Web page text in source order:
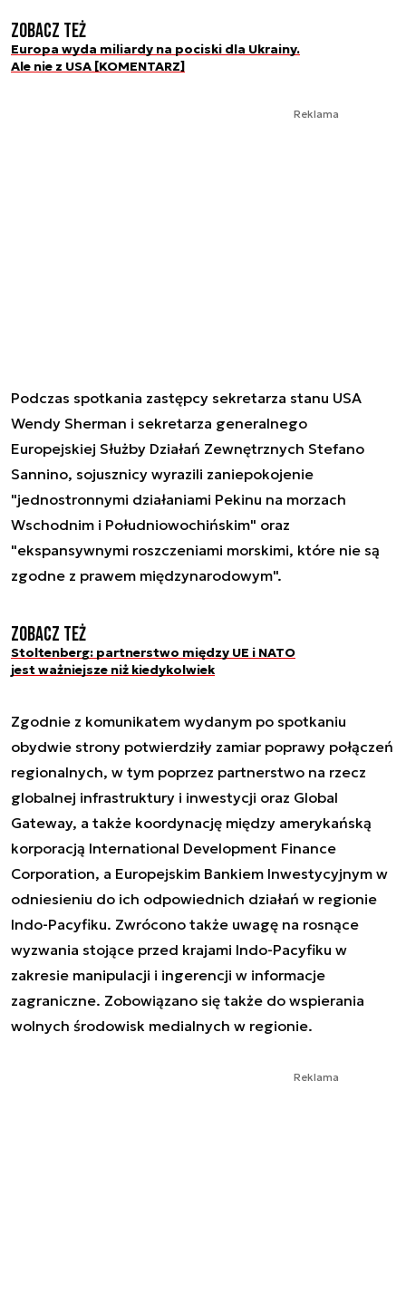
Zobacz też
Europa wyda miliardy na pociski dla Ukrainy.
Ale nie z USA [KOMENTARZ]
Reklama
Podczas spotkania zastępcy sekretarza stanu USA
Wendy Sherman i sekretarza generalnego
Europejskiej Służby Działań Zewnętrznych Stefano
Sannino, sojusznicy wyrazili zaniepokojenie
"jednostronnymi działaniami Pekinu na morzach
Wschodnim i Południowochińskim" oraz
"ekspansywnymi roszczeniami morskimi, które nie są
zgodne z prawem międzynarodowym".
Zobacz też
Stoltenberg: partnerstwo między UE i NATO
jest ważniejsze niż kiedykolwiek
Zgodnie z komunikatem wydanym po spotkaniu
obydwie strony potwierdziły zamiar poprawy połączeń
regionalnych, w tym poprzez partnerstwo na rzecz
globalnej infrastruktury i inwestycji oraz Global
Gateway, a także koordynację między amerykańską
korporacją International Development Finance
Corporation, a Europejskim Bankiem Inwestycyjnym w
odniesieniu do ich odpowiednich działań w regionie
Indo-Pacyfiku. Zwrócono także uwagę na rosnące
wyzwania stojące przed krajami Indo-Pacyfiku w
zakresie manipulacji i ingerencji w informacje
zagraniczne. Zobowiązano się także do wspierania
wolnych środowisk medialnych w regionie.
Reklama